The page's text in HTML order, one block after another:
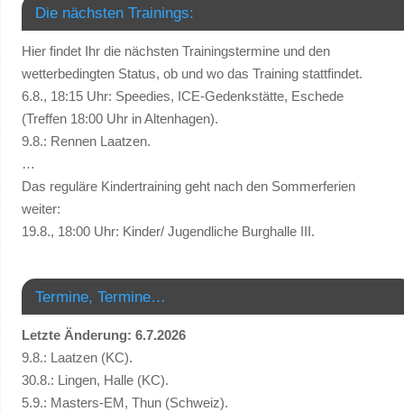
Die nächsten Trainings:
Hier findet Ihr die nächsten Trainingstermine und den
wetterbedingten Status, ob und wo das Training stattfindet.
6.8., 18:15 Uhr: Speedies, ICE-Gedenkstätte, Eschede
(Treffen 18:00 Uhr in Altenhagen).
9.8.: Rennen Laatzen.
…
Das reguläre Kindertraining geht nach den Sommerferien
weiter:
19.8., 18:00 Uhr: Kinder/ Jugendliche Burghalle III.
Termine, Termine…
Letzte Änderung: 6.7.2026
9.8.: Laatzen (KC).
30.8.: Lingen, Halle (KC).
5.9.: Masters-EM, Thun (Schweiz).